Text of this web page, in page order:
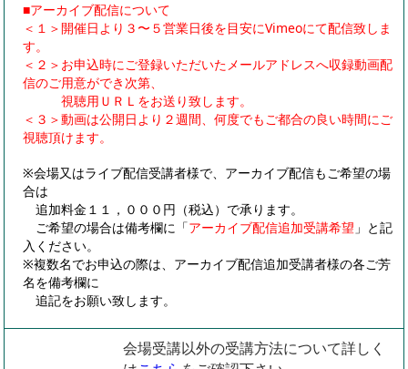
■アーカイブ配信について
＜１＞開催日より３〜５営業日後を目安にVimeoにて配信致しま
す。
＜２＞お申込時にご登録いただいたメールアドレスへ収録動画配
信のご用意ができ次第、
視聴用ＵＲＬをお送り致します。
＜３＞動画は公開日より２週間、何度でもご都合の良い時間にご
視聴頂けます。
※会場又はライブ配信受講者様で、アーカイブ配信もご希望の場
合は
追加料金１１，０００円（税込）で承ります。
ご希望の場合は備考欄に「アーカイブ配信追加受講希望 」と記
入ください。
※複数名でお申込の際は、アーカイブ配信追加受講者様の各ご芳
名を備考欄に
追記をお願い致します。
会場受講以外の受講方法について詳しく